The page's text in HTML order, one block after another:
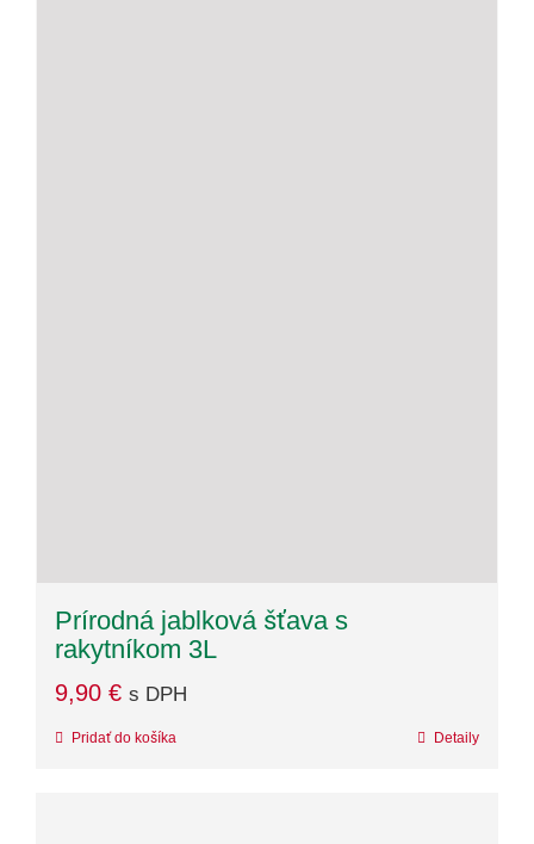
Prírodná jablková šťava s
rakytníkom 3L
9,90 € s DPH
Pridať do košíka Detaily